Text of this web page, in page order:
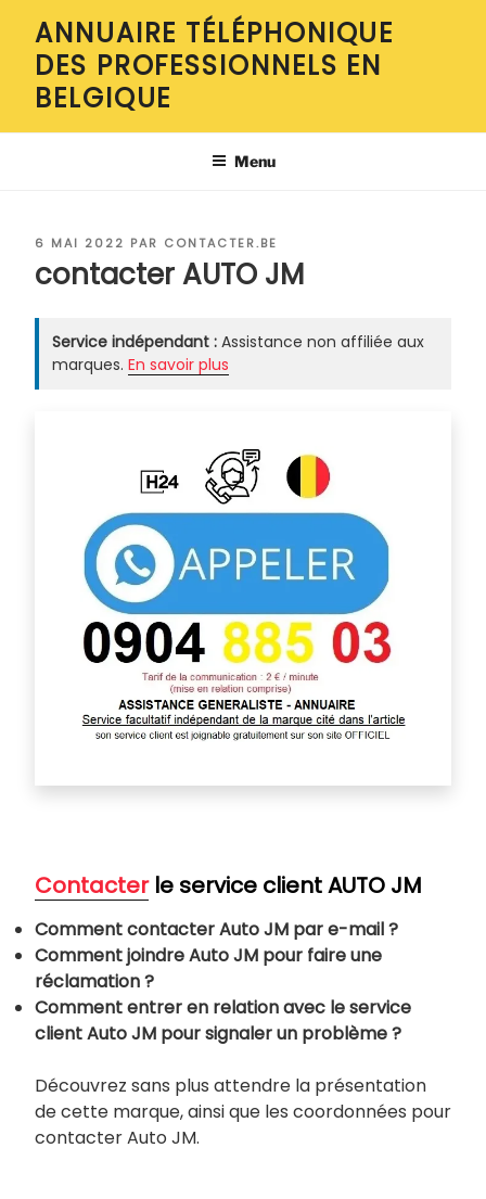
contenu
principal
ANNUAIRE TÉLÉPHONIQUE
DES PROFESSIONNELS EN
BELGIQUE
Menu
PUBLIÉ
6 MAI 2022 PAR CONTACTER.BE
contacter AUTO JM
Service indépendant : Assistance non affiliée aux
marques. En savoir plus
Contacterle service clientAUTO JM
Comment contacter Auto JM par e-mail ?
Comment joindre Auto JM pour faire une
réclamation ?
Comment entrer en relation avec le service
client Auto JM pour signaler un problème ?
Découvrez sans plus attendre la présentation
de cette marque, ainsi que les coordonnées pour
contacter Auto JM.